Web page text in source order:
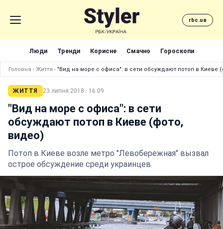
rbc.ua
Люди Тренди Корисне Смачно Гороскопи
Головна › Життя › "Вид на море с офиса": в сети обсуждают потоп в Киеве
ЖИТТЯ 23 липня 2018 · 16:09
"Вид на море с офиса": в сети
обсуждают потоп в Киеве (фото,
видео)
Потоп в Киеве возле метро "Левобережная" вызвал
острое обсуждение среди украинцев